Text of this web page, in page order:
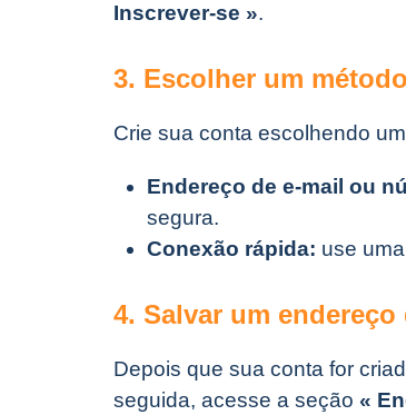
Inscrever-se ».
3. Escolher um
Crie sua conta escolhendo
Endereço de e-mail ou
segura.
Conexão rápida: use
4. Salvar um endereço
Depois que sua conta for
seguida, acesse a seção «